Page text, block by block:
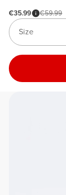
€35.99 €59.99
Size